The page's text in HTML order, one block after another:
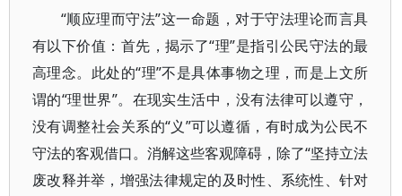
“顺应理而守法”这一命题，对于守法理论而言具
有以下价值：首先，揭示了“理”是指引公民守法的最
高理念。此处的“理”不是具体事物之理，而是上文所
谓的“理世界”。在现实生活中，没有法律可以遵守，
没有调整社会关系的“义”可以遵循，有时成为公民不
守法的客观借口。消解这些客观障碍，除了“坚持立法
废改释并举，增强法律规定的及时性、系统性、针对